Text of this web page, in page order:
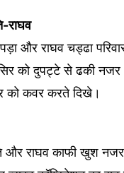
राघव
और राघव चड्ढा
को दुपट्टे से ढकी नजर
को कवर करते दिखे।
और राघव काफी खुश